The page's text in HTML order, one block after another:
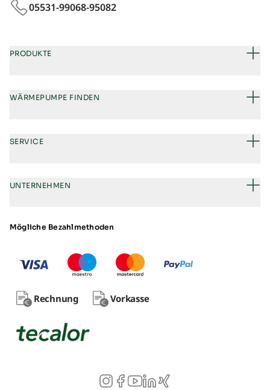
05531-99068‑95082
PRODUKTE
WÄRMEPUMPE FINDEN
SERVICE
UNTERNEHMEN
Mögliche Bezahlmethoden
Rechnung Vorkasse